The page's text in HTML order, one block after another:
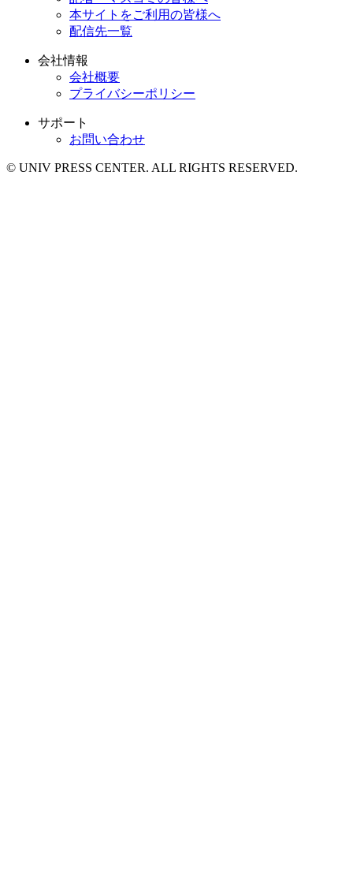
本サイトをご利用の皆様へ
配信先一覧
会社情報
会社概要
プライバシーポリシー
サポート
お問い合わせ
© UNIV PRESS CENTER. ALL RIGHTS RESERVED.